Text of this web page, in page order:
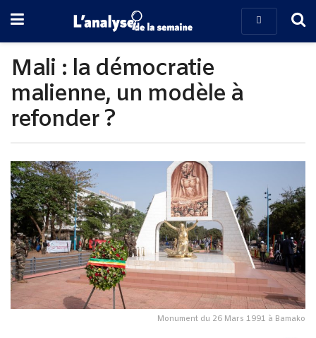
Mali : la démocratie
malienne, un modèle à
refonder ?
Monument du 26 Mars 1991 à Bamako